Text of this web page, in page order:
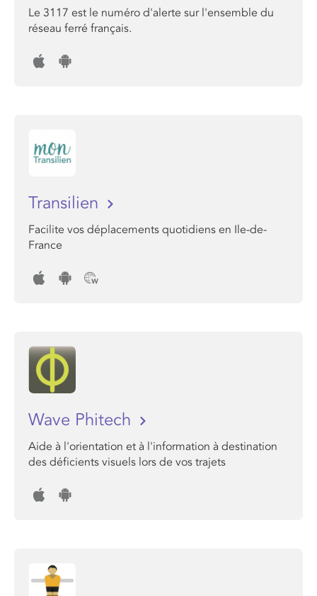
Le 3117 est le numéro d'alerte sur l'ensemble du
réseau ferré français.
Transilien
Facilite vos déplacements quotidiens en Ile-de-
France
Wave Phitech
Aide à l'orientation et à l'information à destination
des déficients visuels lors de vos trajets